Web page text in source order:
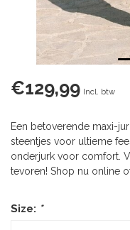
€129,99 Incl. btw
Een betoverende maxi-
steentjes voor ultieme
onderjurk voor comfort.
tevoren! Shop nu online
Size: *